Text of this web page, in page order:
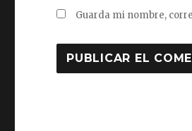
Guarda mi nombre,